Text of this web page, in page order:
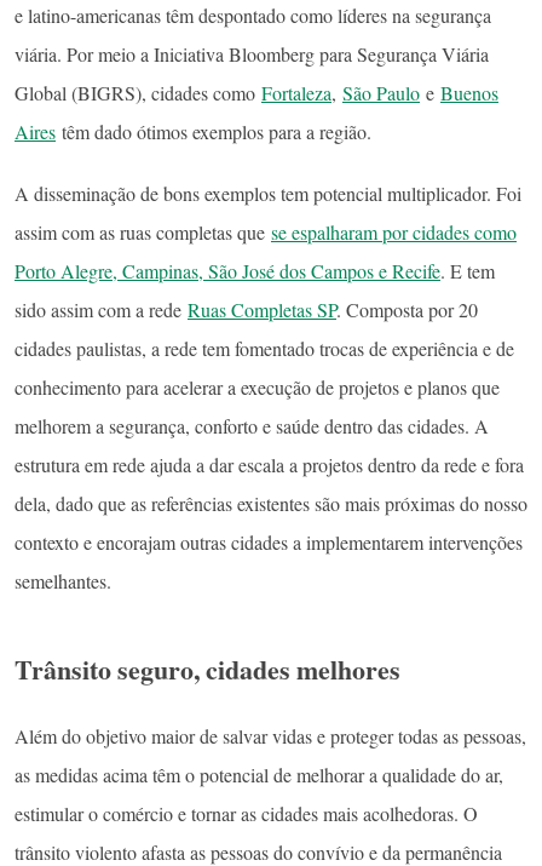
e latino-americanas têm despontado como líderes na segurança
viária. Por meio a Iniciativa Bloomberg para Segurança Viária
Global (BIGRS), cidades como Fortaleza, São Paulo e Buenos
Aires têm dado ótimos exemplos para a região.
A disseminação de bons exemplos tem potencial multiplicador. Foi
assim com as ruas completas que se espalharam por cidades como
Porto Alegre, Campinas, São José dos Campos e Recife. E tem
sido assim com a rede Ruas Completas SP. Composta por 20
cidades paulistas, a rede tem fomentado trocas de experiência e de
conhecimento para acelerar a execução de projetos e planos que
melhorem a segurança, conforto e saúde dentro das cidades. A
estrutura em rede ajuda a dar escala a projetos dentro da rede e fora
dela, dado que as referências existentes são mais próximas do nosso
contexto e encorajam outras cidades a implementarem intervenções
semelhantes.
Trânsito seguro, cidades melhores
Além do objetivo maior de salvar vidas e proteger todas as pessoas,
as medidas acima têm o potencial de melhorar a qualidade do ar,
estimular o comércio e tornar as cidades mais acolhedoras. O
trânsito violento afasta as pessoas do convívio e da permanência